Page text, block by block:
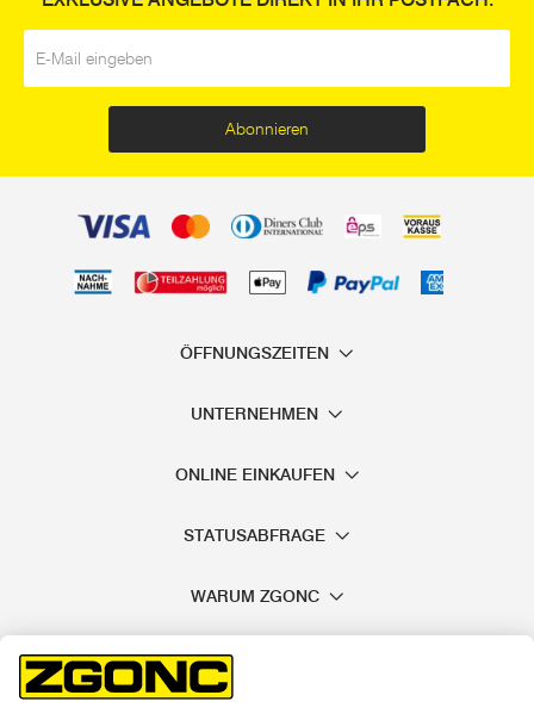
Abonnieren
ÖFFNUNGSZEITEN
UNTERNEHMEN
ONLINE EINKAUFEN
STATUSABFRAGE
WARUM ZGONC